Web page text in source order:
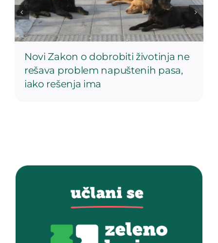
Novi Zakon o dobrobiti životinja ne
rešava problem napuštenih pasa,
iako rešenja ima